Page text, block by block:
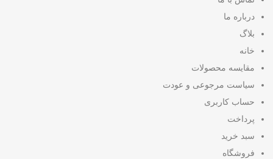
درباره ما
بلاگ
خانه
مقایسه محصولات
سیاست مرجوعی و عودت
حساب کاربری
پرداخت
سبد خرید
فروشگاه